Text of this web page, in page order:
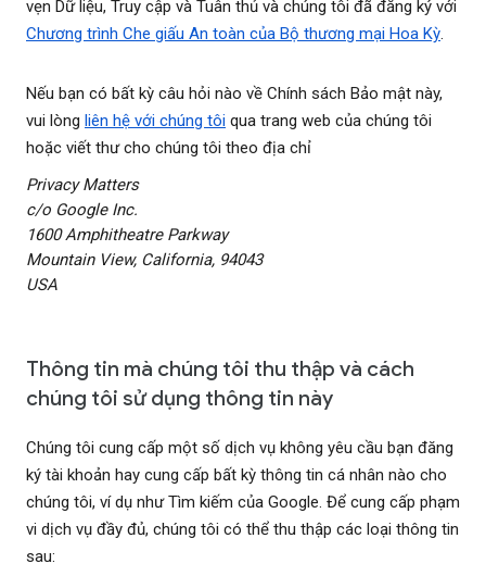
vẹn Dữ liệu, Truy cập và Tuân thủ và chúng tôi đã đăng ký với
Chương trình Che giấu An toàn của Bộ thương mại Hoa Kỳ.
Nếu bạn có bất kỳ câu hỏi nào về Chính sách Bảo mật này,
vui lòng liên hệ với chúng tôi qua trang web của chúng tôi
hoặc viết thư cho chúng tôi theo địa chỉ
Privacy Matters
c/o Google Inc.
1600 Amphitheatre Parkway
Mountain View, California, 94043
USA
Thông tin mà chúng tôi thu thập và cách
chúng tôi sử dụng thông tin này
Chúng tôi cung cấp một số dịch vụ không yêu cầu bạn đăng
ký tài khoản hay cung cấp bất kỳ thông tin cá nhân nào cho
chúng tôi, ví dụ như Tìm kiếm của Google. Để cung cấp phạm
vi dịch vụ đầy đủ, chúng tôi có thể thu thập các loại thông tin
sau: